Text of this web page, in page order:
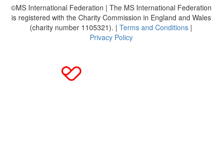
©MS International Federation | The MS International Federation
is registered with the Charity Commission in England and Wales
(charity number 1105321). | Terms and Conditions |
Privacy Policy